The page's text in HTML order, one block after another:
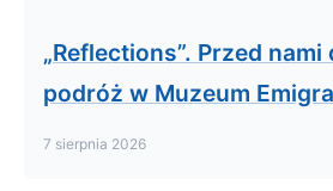
„Reflections”. Przed
podróż w Muzeum
7 sierpnia 2026